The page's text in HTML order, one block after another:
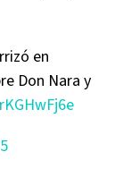
en
Don Nara y